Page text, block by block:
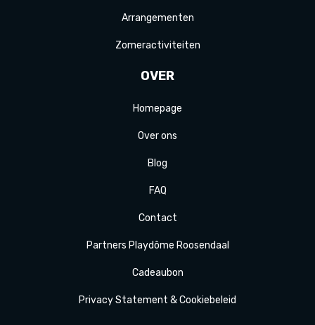
Arrangementen
Zomeractiviteiten
OVER
Homepage
Over ons
Blog
FAQ
Contact
Partners Playdôme Roosendaal
Cadeaubon
Privacy Statement & Cookiebeleid